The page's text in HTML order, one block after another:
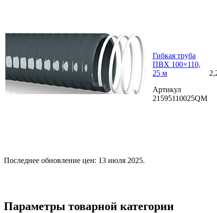
Гибкая труба
ПВХ 100×110,
25 м
Артикул
21595110025QM
Последнее обновление цен: 13 июля 2025.
Параметры товарной категории